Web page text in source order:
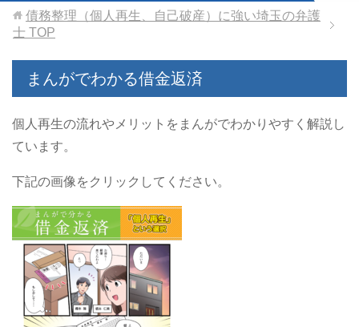
債務整理（個人再生、自己破産）に強い埼玉の弁護
士 TOP
まんがでわかる借金返済
個人再生の流れやメリットをまんがでわかりやすく解説し
ています。
下記の画像をクリックしてください。